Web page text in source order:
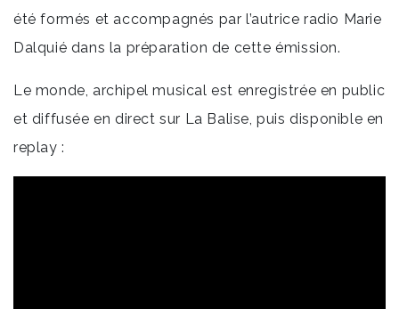
été formés et accompagnés par l’autrice radio Marie
Dalquié dans la préparation de cette émission.
Le monde, archipel musical est enregistrée en public
et diffusée en direct sur La Balise, puis disponible en
replay :